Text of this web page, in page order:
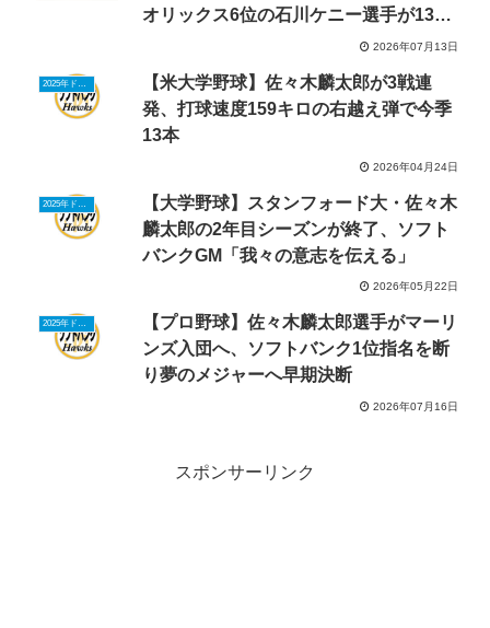
オリックス6位の石川ケニー選手が13巡
2026年07月13日
2025年ドラフトニュース
【米大学野球】佐々木麟太郎が3戦連
発、打球速度159キロの右越え弾で今季
13本
2026年04月24日
【大学野球】スタンフォード大・佐々木
麟太郎の2年目シーズンが終了、ソフト
バンクGM「我々の意志を伝える」
2026年05月22日
2025年ドラフトニュース
【プロ野球】佐々木麟太郎選手がマーリ
ンズ入団へ、ソフトバンク1位指名を断
り夢のメジャーへ早期決断
2026年07月16日
スポンサーリンク